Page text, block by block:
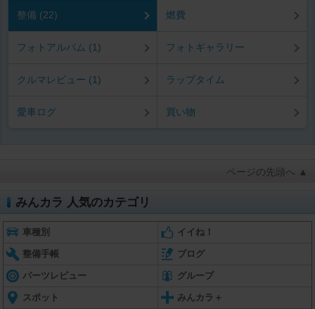
整備 (22) 燃費
フォトアルバム (1) フォトギャラリー
クルマレビュー (1) ラップタイム
愛車ログ 買い物
ページの先頭へ ▲
みんカラ 人気のカテゴリ
車種別 イイね！
整備手帳 ブログ
パーツレビュー グループ
スポット みんカラ＋